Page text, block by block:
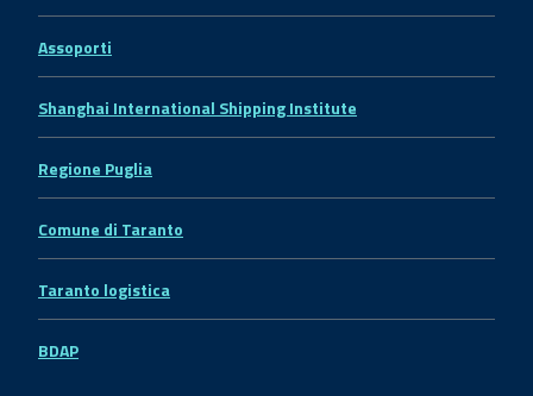
Assoporti
Shanghai International Shipping Institute
Regione Puglia
Comune di Taranto
Taranto logistica
BDAP